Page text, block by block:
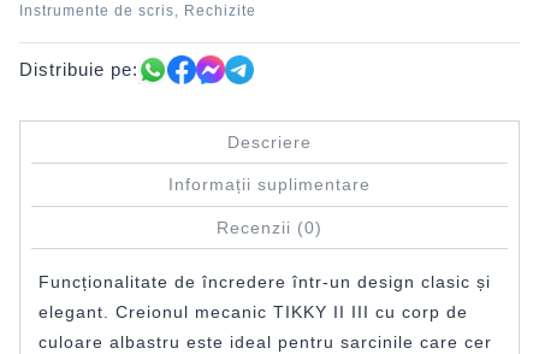
Instrumente de scris Rechizite
Distribuie pe:
Descriere
Informații suplimentare
Recenzii (0)
Funcționalitate de încredere într-un design clasic și
elegant. Creionul mecanic TIKKY II III cu corp de
culoare albastru este ideal pentru sarcinile care cer